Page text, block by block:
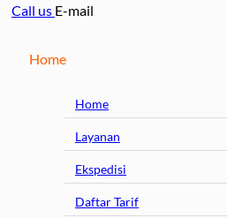
Call us E-mail
Home
Home
Layanan
Ekspedisi
Daftar Tarif